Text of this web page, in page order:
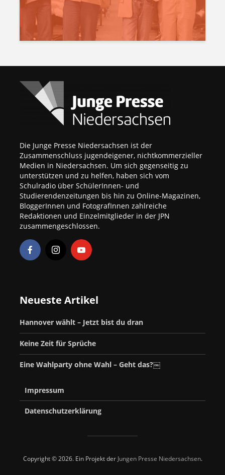
Die Junge Presse Niedersachsen ist der
Zusammenschluss jugendeigener, nichtkommerzieller
Medien in Niedersachsen. Um sich gegenseitig zu
unterstützen und zu helfen, haben sich vom
Schulradio über SchülerInnen- und
Studierendenzeitungen bis hin zu Online-Magazinen,
BloggerInnen und FotografInnen zahlreiche
Redaktionen und Einzelmitglieder in der JPN
zusammengeschlossen.
Neueste Artikel
Hannover wählt – Jetzt bist du dran
Keine Zeit für Sprüche
Eine Wahlparty ohne Wahl – Geht das?￼
Impressum
Datenschutzerklärung
Copyright © 2026. Ein Projekt der Jungen Presse Niedersachsen.